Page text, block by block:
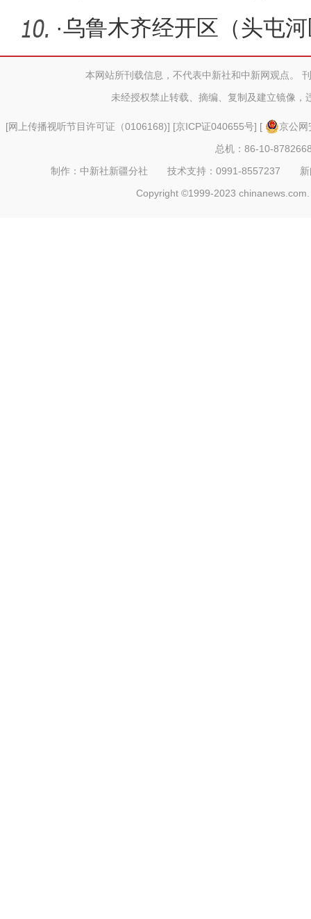
效发
·乌鲁木齐经开区（头屯
完善产业
本网站所刊载信息，不代表中新社和中新网观点。
未经授权禁止转载、摘编、复制及建立镜像，
[网上传播视听节目许可证（0106168)] [京ICP证040655号] [
京公
总机：86-10-
制作：中新社新疆分社 技术支持：0991-8557237
Copyright ©1999-2023